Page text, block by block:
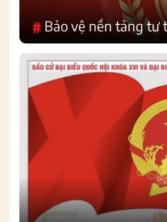
# Bảo vệ nền tảng tư